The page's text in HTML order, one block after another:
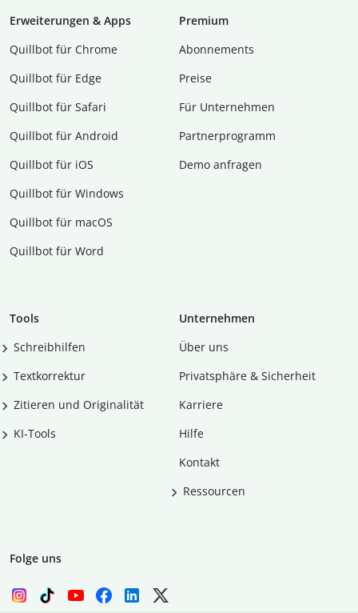
Erweiterungen & Apps
Quillbot für Chrome
Quillbot für Edge
Quillbot für Safari
Quillbot für Android
Quillbot für iOS
Quillbot für Windows
Quillbot für macOS
Quillbot für Word
Premium
Abon­ne­ments
Preise
Für Unternehmen
Partnerprogramm
Demo anfragen
Tools
Schreibhilfen
Textkorrektur
Zitieren und Originalität
KI-Tools
Unternehmen
Über uns
Privatsphäre & Sicherheit
Karriere
Hilfe
Kontakt
Ressourcen
Folge uns